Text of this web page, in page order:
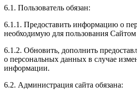
6.1. Пользователь обязан:
6.1.1. Предоставить информацию о
необходимую для пользования Сайтом
6.1.2. Обновить, дополнить
о персональных данных в случае
информации.
6.2. Администрация сайта обязана: